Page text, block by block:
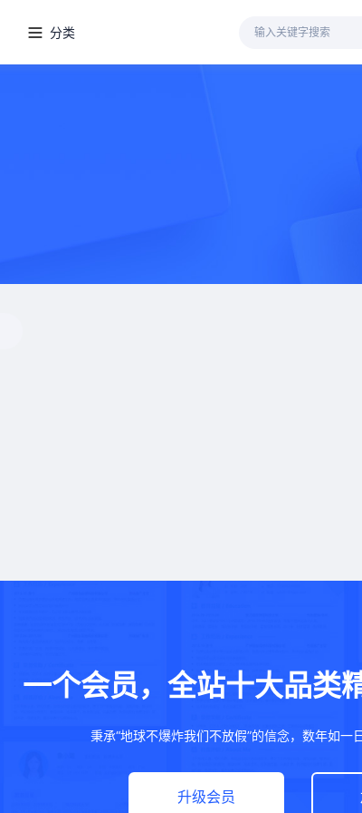
分类
一个会员，全站十大品类
秉承“地球不爆炸我们不放假”的信念，数年如一
升级会员